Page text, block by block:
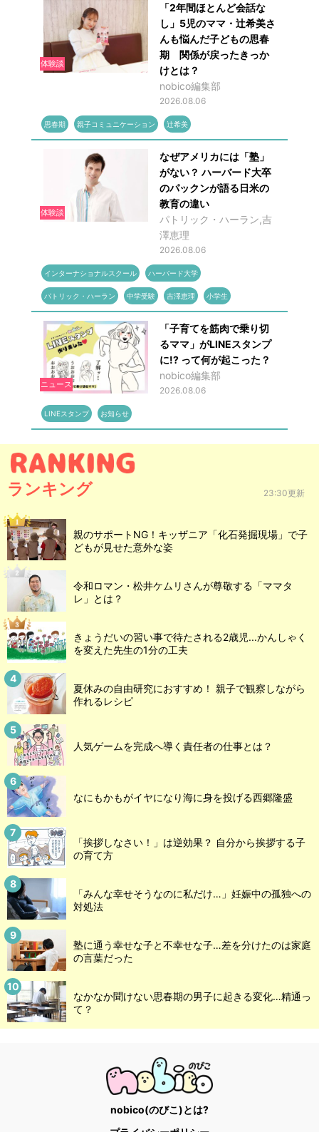
体験談
「2年間ほとんど会話な
し」5児のママ・辻希美さ
んも悩んだ子どもの思春
期 関係が戻ったきっか
けとは？
nobico編集部
2026.08.06
思春期 親子コミュニケーション 辻希美
体験談
なぜアメリカには「塾」
がない？ ハーバード大卒
のパックンが語る日米の
教育の違い
パトリック・ハーラン,吉
澤恵理
2026.08.06
インターナショナルスクール ハーバード大学
パトリック・ハーラン 中学受験 吉澤恵理 小学生
ニュース
「子育てを筋肉で乗り切
るママ」がLINEスタンプ
に!? って何が起こった？
nobico編集部
2026.08.06
LINEスタンプ お知らせ
ランキング 23:30更新
親のサポートNG！キッザニア「化石発掘現場」で子
どもが見せた意外な姿
令和ロマン・松井ケムリさんが尊敬する「ママタ
レ」とは？
きょうだいの習い事で待たされる2歳児...かんしゃく
を変えた先生の1分の工夫
夏休みの自由研究におすすめ！ 親子で観察しながら
作れるレシピ
人気ゲームを完成へ導く責任者の仕事とは？
なにもかもがイヤになり海に身を投げる西郷隆盛
「挨拶しなさい！」は逆効果？ 自分から挨拶する子
の育て方
「みんな幸せそうなのに私だけ…」妊娠中の孤独への
対処法
塾に通う幸せな子と不幸せな子…差を分けたのは家庭
の言葉だった
なかなか聞けない思春期の男子に起きる変化…精通っ
て？
nobico(のびこ)とは?